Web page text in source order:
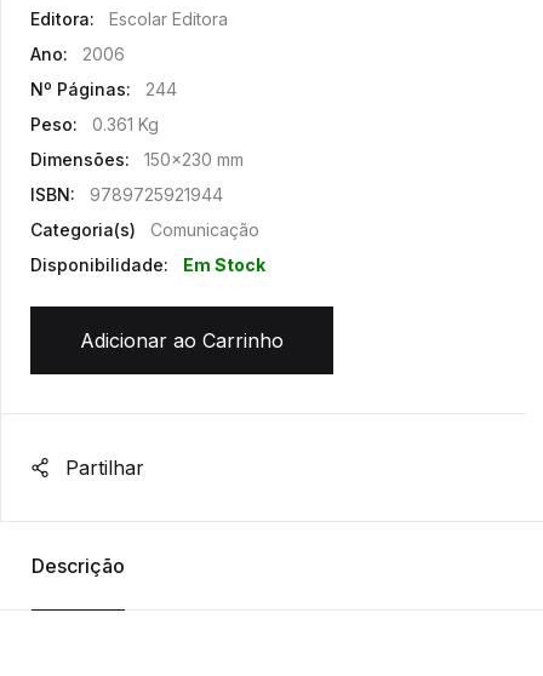
Editora:
Escolar Editora
Ano:
2006
Nº Páginas:
244
Peso:
0.361 Kg
Dimensões:
150x230 mm
ISBN:
9789725921944
Categoria(s)
Comunicação
Disponibilidade:
Em Stock
Adicionar ao Carrinho
Partilhar
Descrição